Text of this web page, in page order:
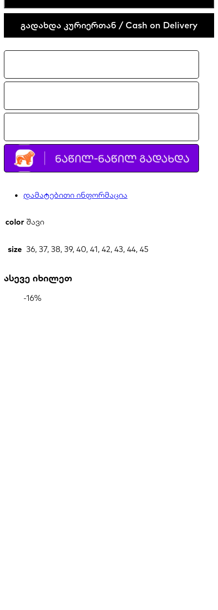
plus
quantity
გადახდა კურიერთან / Cash on Delivery
დამატებითი ინფორმაცია
color შავი
size 36, 37, 38, 39, 40, 41, 42, 43, 44, 45
ასევე იხილეთ
-16%